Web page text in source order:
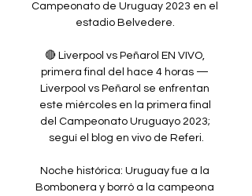
Campeonato de Uruguay 2023 en el
estadio Belvedere.
🔴 Liverpool vs Peñarol EN VIVO,
primera final del hace 4 horas —
Liverpool vs Peñarol se enfrentan
este miércoles en la primera final
del Campeonato Uruguayo 2023;
seguí el blog en vivo de Referi.
Noche histórica: Uruguay fue a la
Bombonera y borró a la campeona